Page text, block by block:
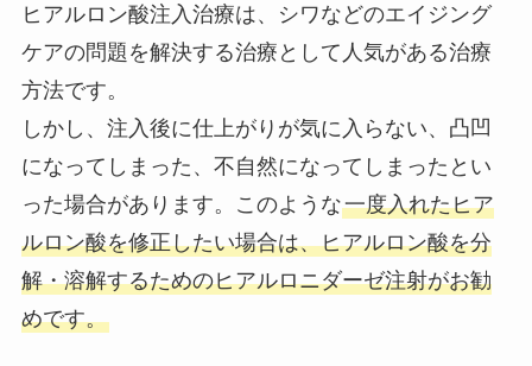
ヒアルロン酸注入治療は、シワなどのエイジング
ケアの問題を解決する治療として人気がある治療
方法です。
しかし、注入後に仕上がりが気に入らない、凸凹
になってしまった、不自然になってしまったとい
った場合があります。このような一度入れたヒア
ルロン酸を修正したい場合は、ヒアルロン酸を分
解・溶解するためのヒアルロニダーゼ注射がお勧
めです。